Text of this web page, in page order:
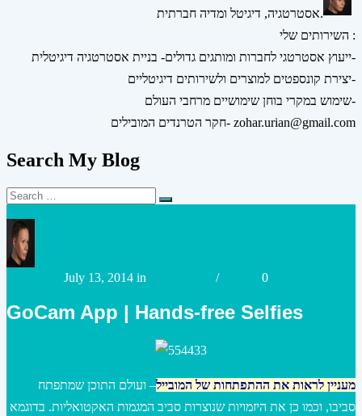
אסטרטגיה, דיגיטל ומדיה חברתית.
השירותים שלי :
ייעוץ אסטרטגי לחברות ומותגים גדולים- בניית אסטרטגיה דיגיטלית-
יצירת קונספטים למוצרים ולשירותים דיגיטליים-
שימוש במקרי בוחן שימושיים מרחבי העולם-
חקר הטרנדים המובילים- zohar.urian@gmail.com
Search My Blog
Search
for:
Search
July 13, 2014 in / 0
GoCam App | Hands-free Selfies
מעניין לראות את ההתפתחות של המובייל– ועולם התוכן שמתפתח
סביבו, וכמו כן את היזמויות שנוצרות סביב המגמות האקטואליות. בדוגמא